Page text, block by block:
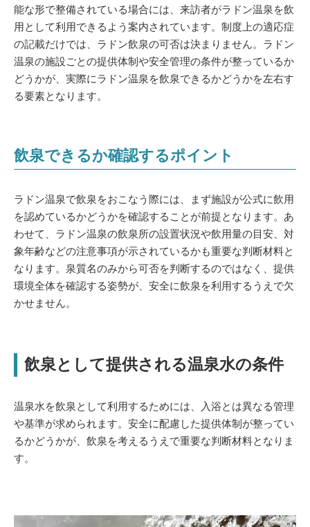
能な形で整備されている場合には、来訪者がラドン温泉を飲
用として利用できるよう案内されています。制度上の適応症
の記載だけでは、ラドン飲泉の可否は決まりません。ラドン
温泉の施設ごとの提供体制や安全管理の条件が整っているか
どうかが、実際にラドン温泉を飲泉できるかどうかを左右す
る要素となります。
飲泉できるか確認するポイント
ラドン温泉で飲泉をおこなう際には、まず施設が公式に飲用
を認めているかどうかを確認することが前提となります。あ
わせて、ラドン温泉の飲泉所の設置状況や飲用量の目安、対
象年齢などの注意事項が示されているかも重要な判断材料と
なります。泉質名のみから可否を判断するのではなく、提供
環境全体を確認する姿勢が、安全に飲泉を利用するうえで欠
かせません。
飲泉として提供される温泉水の条件
温泉水を飲泉として利用するためには、入浴とは異なる管理
や基準が求められます。安全に配慮した提供体制が整ってい
るかどうかが、飲泉を考えるうえで重要な判断材料となりま
す。